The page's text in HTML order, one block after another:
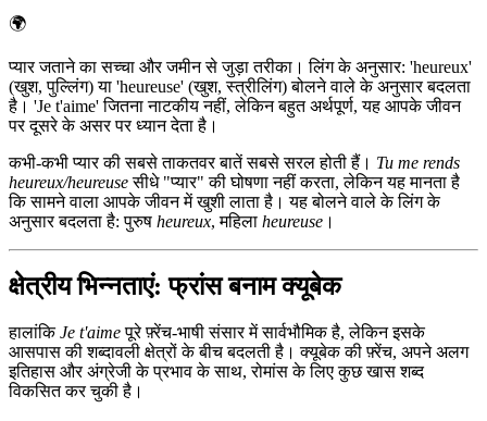
🌍
प्यार जताने का सच्चा और जमीन से जुड़ा तरीका। लिंग के अनुसार: 'heureux'
(खुश, पुल्लिंग) या 'heureuse' (खुश, स्त्रीलिंग) बोलने वाले के अनुसार बदलता
है। 'Je t'aime' जितना नाटकीय नहीं, लेकिन बहुत अर्थपूर्ण, यह आपके जीवन
पर दूसरे के असर पर ध्यान देता है।
कभी-कभी प्यार की सबसे ताकतवर बातें सबसे सरल होती हैं। Tu me rends
heureux/heureuseसीधे "प्यार" की घोषणा नहीं करता, लेकिन यह मानता है
कि सामने वाला आपके जीवन में खुशी लाता है। यह बोलने वाले के लिंग के
अनुसार बदलता है: पुरुष heureux, महिला heureuse ।
क्षेत्रीय भिन्नताएं: फ्रांस बनाम क्यूबेक
हालांकिJe t'aimeपूरे फ़्रेंच-भाषी संसार में सार्वभौमिक है, लेकिन इसके
आसपास की शब्दावली क्षेत्रों के बीच बदलती है। क्यूबेक की फ़्रेंच, अपने अलग
इतिहास और अंग्रेजी के प्रभाव के साथ, रोमांस के लिए कुछ खास शब्द
विकसित कर चुकी है।